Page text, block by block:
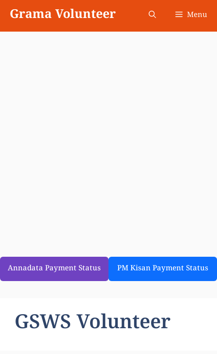
content
Grama Volunteer Menu
Annadata Payment Status PM Kisan Payment Status
GSWS Volunteer